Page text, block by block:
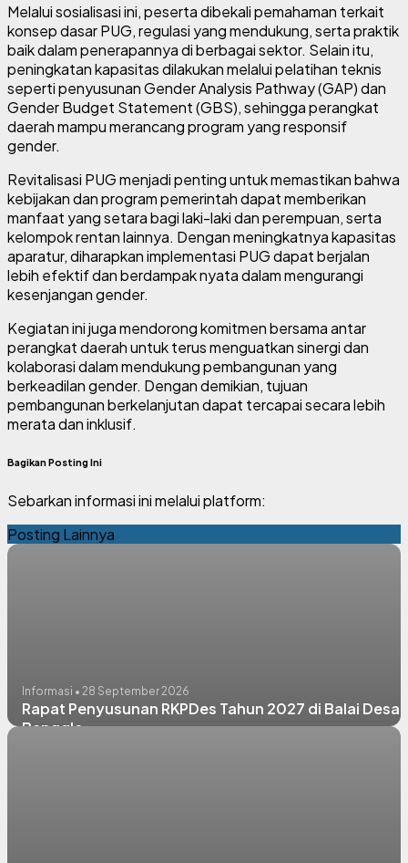
Melalui sosialisasi ini, peserta dibekali pemahaman terkait
konsep dasar PUG, regulasi yang mendukung, serta praktik
baik dalam penerapannya di berbagai sektor. Selain itu,
peningkatan kapasitas dilakukan melalui pelatihan teknis
seperti penyusunan Gender Analysis Pathway (GAP) dan
Gender Budget Statement (GBS), sehingga perangkat
daerah mampu merancang program yang responsif
gender.
Revitalisasi PUG menjadi penting untuk memastikan bahwa
kebijakan dan program pemerintah dapat memberikan
manfaat yang setara bagi laki-laki dan perempuan, serta
kelompok rentan lainnya. Dengan meningkatnya kapasitas
aparatur, diharapkan implementasi PUG dapat berjalan
lebih efektif dan berdampak nyata dalam mengurangi
kesenjangan gender.
Kegiatan ini juga mendorong komitmen bersama antar
perangkat daerah untuk terus menguatkan sinergi dan
kolaborasi dalam mendukung pembangunan yang
berkeadilan gender. Dengan demikian, tujuan
pembangunan berkelanjutan dapat tercapai secara lebih
merata dan inklusif.
Bagikan Posting Ini
Sebarkan informasi ini melalui platform:
Posting Lainnya
Informasi • 28 September 2026
Rapat Penyusunan RKPDes Tahun 2027 di Balai Desa
Banggle